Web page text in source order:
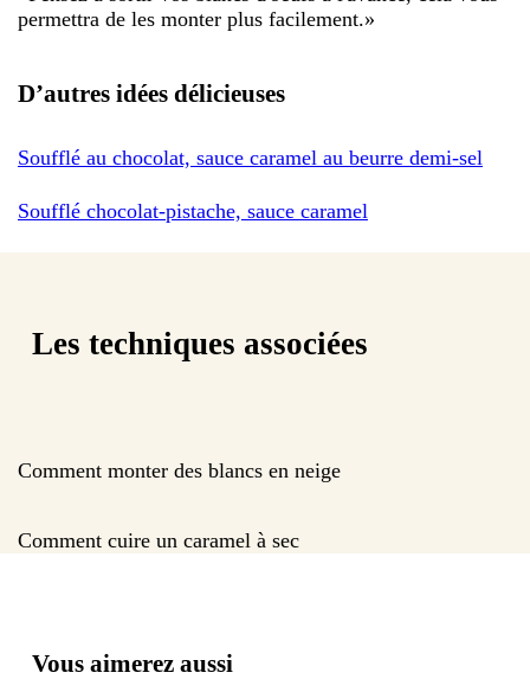
permettra de les monter plus facilement.»
D’autres idées délicieuses
Soufflé au chocolat, sauce caramel au beurre demi-sel
Soufflé chocolat-pistache, sauce caramel
Les techniques associées
Comment monter des blancs en neige
Comment cuire un caramel à sec
Vous aimerez aussi